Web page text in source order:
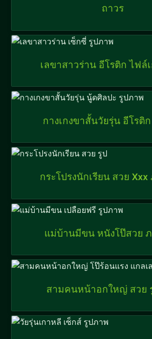
ถาวร
เลขาสาวร่าน อีโรติก ไฟล์
กางเกงขาสั้นวัยรุ่น อีโรติ
กระโปรงนักเรียน สวย
แม่บ้านมีขน หนังโป๊สวย
สามคนหน้าอกใหญ่ สวย